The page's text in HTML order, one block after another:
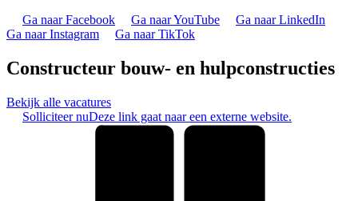
Ga naar Facebook
Ga naar YouTube
Ga naar LinkedIn
Ga naar Instagram
Ga naar TikTok
Constructeur bouw- en hulpconstructies
Bekijk alle vacatures
Solliciteer nuDeze link gaat naar een externe website.